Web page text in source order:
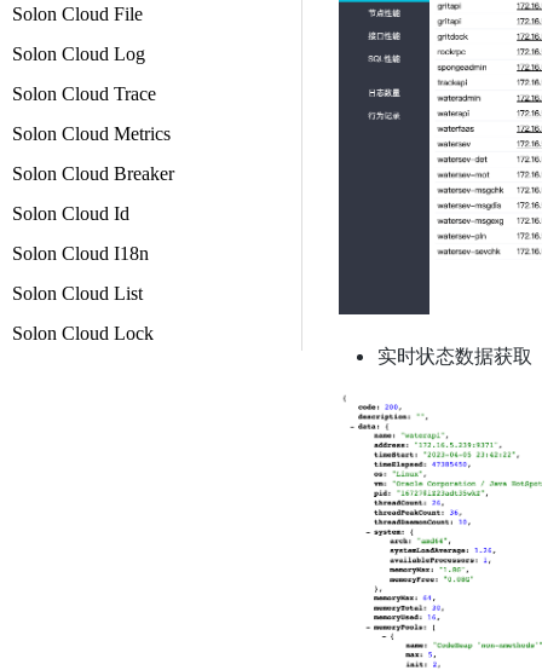
Solon Cloud File
Solon Cloud Log
Solon Cloud Trace
Solon Cloud Metrics
Solon Cloud Breaker
Solon Cloud Id
Solon Cloud I18n
Solon Cloud List
Solon Cloud Lock
实时状态数据获取